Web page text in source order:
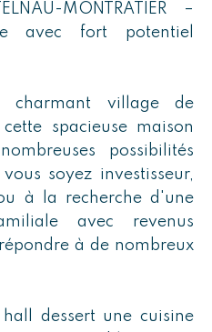
MONTRATIER –
avec fort potentiel
village de
spacieuse maison
possibilités
soyez investisseur,
à la recherche d'une
avec revenus
à de nombreux
dessert une cuisine